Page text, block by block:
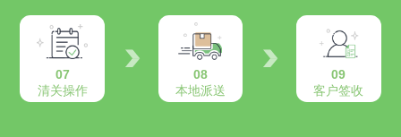
07
清关操作
08
本地派送
09
客户签收